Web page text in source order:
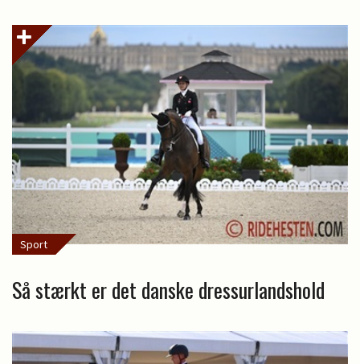
Sport
Så stærkt er det danske dressurlandshold